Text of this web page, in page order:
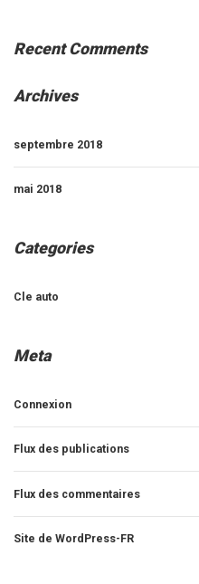
Recent Comments
Archives
septembre 2018
mai 2018
Categories
Cle auto
Meta
Connexion
Flux des publications
Flux des commentaires
Site de WordPress-FR